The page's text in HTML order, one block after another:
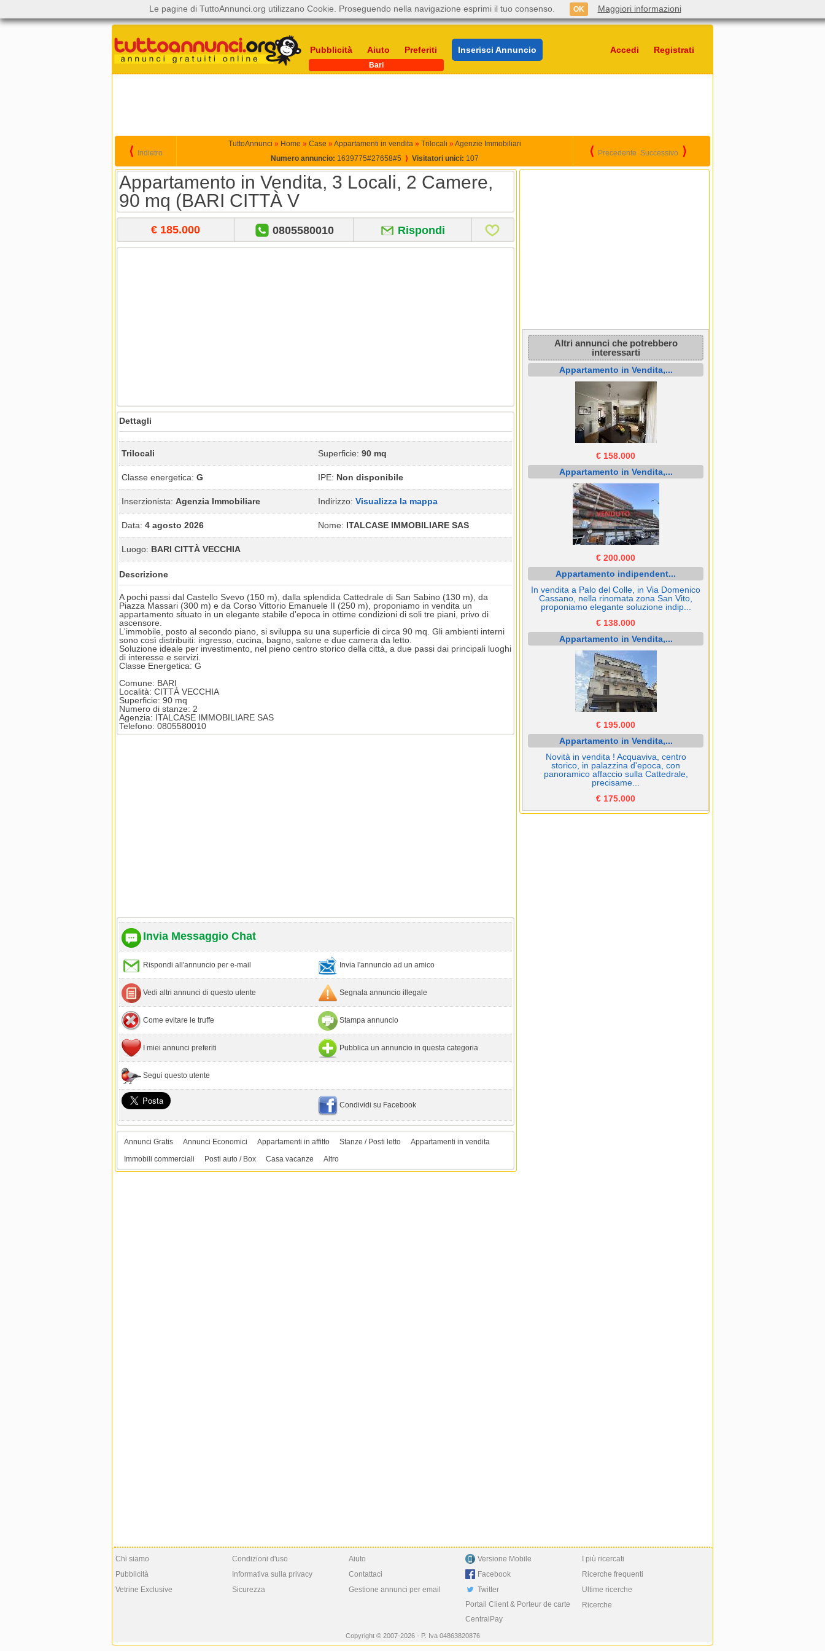
Pubblicità Aiuto Preferiti Inserisci Annuncio Accedi Registrati
Bari
⟨ Indietro
TuttoAnnunci » Home » Case » Appartamenti in vendita » Trilocali » Agenzie Immobiliari
Numero annuncio: 1639775#27658#5 ⟩ Visitatori unici: 107
⟨ Precedente Successivo ⟩
Appartamento in Vendita, 3 Locali, 2 Camere,
90 mq (BARI CITTÀ V
€ 185.000 0805580010 Rispondi
Dettagli
Trilocali Superficie: 90 mq
Classe energetica: G IPE: Non disponibile
Inserzionista: Agenzia Immobiliare Indirizzo: Visualizza la mappa
Data: 4 agosto 2026 Nome: ITALCASE IMMOBILIARE SAS
Luogo: BARI CITTÀ VECCHIA
Descrizione
A pochi passi dal Castello Svevo (150 m), dalla splendida Cattedrale di San Sabino (130 m), da
Piazza Massari (300 m) e da Corso Vittorio Emanuele II (250 m), proponiamo in vendita un
appartamento situato in un elegante stabile d'epoca in ottime condizioni di soli tre piani, privo di
ascensore.
L'immobile, posto al secondo piano, si sviluppa su una superficie di circa 90 mq. Gli ambienti interni
sono così distribuiti: ingresso, cucina, bagno, salone e due camera da letto.
Soluzione ideale per investimento, nel pieno centro storico della città, a due passi dai principali luoghi
di interesse e servizi.
Classe Energetica: G
Comune: BARI
Località: CITTÀ VECCHIA
Superficie: 90 mq
Numero di stanze: 2
Agenzia: ITALCASE IMMOBILIARE SAS
Telefono: 0805580010
Invia Messaggio Chat
Rispondi all'annuncio per e-mail Invia l'annuncio ad un amico
Vedi altri annunci di questo utente Segnala annuncio illegale
Come evitare le truffe Stampa annuncio
I miei annunci preferiti Pubblica un annuncio in questa categoria
Segui questo utente
Condividi su Facebook
Annunci Gratis Annunci Economici Appartamenti in affitto Stanze / Posti letto
Appartamenti in vendita
Immobili commerciali
Posti auto / Box Casa vacanze Altro
Altri annunci che potrebbero
interessarti
Appartamento in Vendita,...
€ 158.000
Appartamento in Vendita,...
€ 200.000
Appartamento indipendent...
In vendita a Palo del Colle, in Via Domenico
Cassano, nella rinomata zona San Vito,
proponiamo elegante soluzione indip...
€ 138.000
Appartamento in Vendita,...
€ 195.000
Appartamento in Vendita,...
Novità in vendita ! Acquaviva, centro
storico, in palazzina d'epoca, con
panoramico affaccio sulla Cattedrale,
precisame...
€ 175.000
Chi siamo
Pubblicità
Vetrine Exclusive
Condizioni d'uso
Informativa sulla privacy
Sicurezza
Aiuto
Contattaci
Gestione annunci per email
Versione Mobile
Facebook
Twitter
Portail Client & Porteur de carte
CentralPay
I più ricercati
Ricerche frequenti
Ultime ricerche
Ricerche
Copyright © 2007-2026 - P. Iva 04863820876
Le pagine di TuttoAnnunci.org utilizzano Cookie. Proseguendo nella navigazione esprimi il tuo consenso. OK Maggiori informazioni